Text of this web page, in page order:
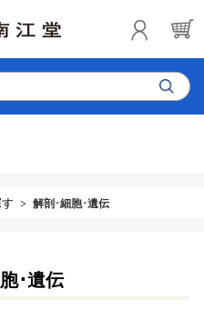
解剖･細胞･遺伝
･遺伝